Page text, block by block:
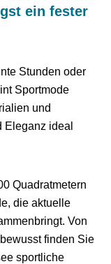
ein fester
Stunden oder
Sportmode
und
Eleganz ideal
Quadratmetern
die aktuelle
Von
finden Sie
sportliche